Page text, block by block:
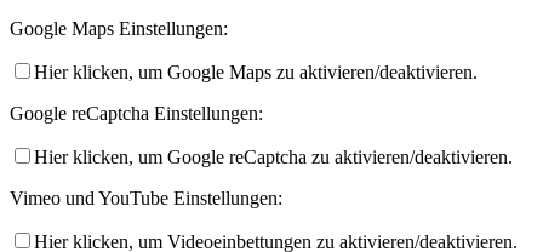
Google Maps Einstellungen:
Hier klicken, um Google Maps zu aktivieren/deaktivieren.
Google reCaptcha Einstellungen:
Hier klicken, um Google reCaptcha zu aktivieren/deaktivieren.
Vimeo und YouTube Einstellungen:
Hier klicken, um Videoeinbettungen zu aktivieren/deaktivieren.